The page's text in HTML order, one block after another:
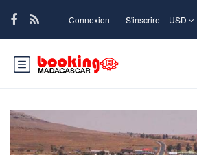
Connexion S'inscrire USD